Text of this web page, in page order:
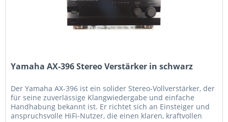
Yamaha AX-396 Stereo Verstärker in schwarz
Der Yamaha AX-396 ist ein solider Stereo-Vollverstärker, der
für seine zuverlässige Klangwiedergabe und einfache
Handhabung bekannt ist. Er richtet sich an Einsteiger und
anspruchsvolle HiFi-Nutzer, die einen klaren, kraftvollen